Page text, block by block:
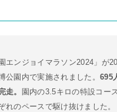
エンジョイマラソン2024」が
公園内で実施されました。 695
走。
園内の3.5キロの特設コー
れのペースで駆け抜けました。